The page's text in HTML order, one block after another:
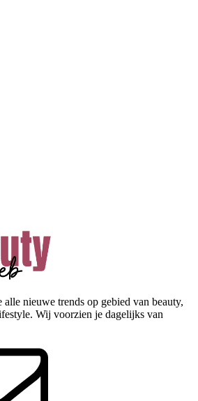
nieuwe trends op gebied van beauty,
Wij voorzien je dagelijks van